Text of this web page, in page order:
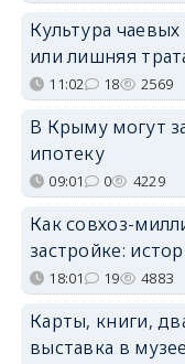
Культура
или лишняя
11:02 18 2569
В Крыму могут
ипотеку
09:01 0 4229
Как совхоз-
застройке:
18:01 19 4883
Карты, книги,
выставка в